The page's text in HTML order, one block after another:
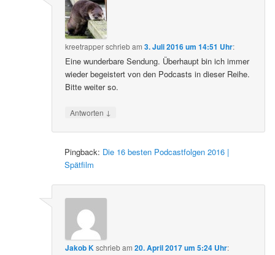
kreetrapperschriebam3. Juli 2016 um 14:51 Uhr:
Eine wunderbare Sendung. Überhaupt bin ich immer
wieder begeistert von den Podcasts in dieser Reihe.
Bitte weiter so.
Antworten ↓
Pingback: Die 16 besten Podcastfolgen 2016 |
Spätfilm
Jakob Kschriebam20. April 2017 um 5:24 Uhr: